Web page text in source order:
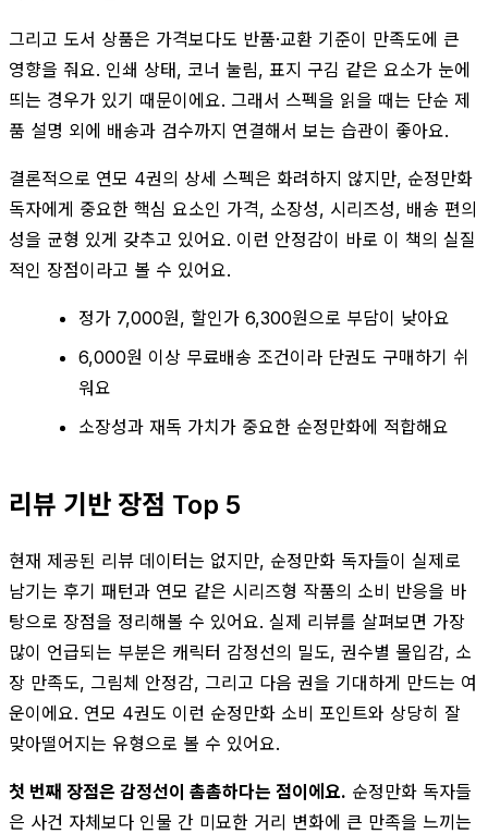
그리고 도서 상품은 가격보다도 반품·교환 기준이 만족도에 큰
영향을 줘요. 인쇄 상태, 코너 눌림, 표지 구김 같은 요소가 눈에
띄는 경우가 있기 때문이에요. 그래서 스펙을 읽을 때는 단순 제
품 설명 외에 배송과 검수까지 연결해서 보는 습관이 좋아요.
결론적으로 연모 4권의 상세 스펙은 화려하지 않지만, 순정만화
독자에게 중요한 핵심 요소인 가격, 소장성, 시리즈성, 배송 편의
성을 균형 있게 갖추고 있어요. 이런 안정감이 바로 이 책의 실질
적인 장점이라고 볼 수 있어요.
정가 7,000원, 할인가 6,300원으로 부담이 낮아요
6,000원 이상 무료배송 조건이라 단권도 구매하기 쉬
워요
소장성과 재독 가치가 중요한 순정만화에 적합해요
리뷰 기반 장점 Top 5
현재 제공된 리뷰 데이터는 없지만, 순정만화 독자들이 실제로
남기는 후기 패턴과 연모 같은 시리즈형 작품의 소비 반응을 바
탕으로 장점을 정리해볼 수 있어요. 실제 리뷰를 살펴보면 가장
많이 언급되는 부분은 캐릭터 감정선의 밀도, 권수별 몰입감, 소
장 만족도, 그림체 안정감, 그리고 다음 권을 기대하게 만드는 여
운이에요. 연모 4권도 이런 순정만화 소비 포인트와 상당히 잘
맞아떨어지는 유형으로 볼 수 있어요.
첫 번째 장점은 감정선이 촘촘하다는 점이에요. 순정만화 독자들
은 사건 자체보다 인물 간 미묘한 거리 변화에 큰 만족을 느끼는